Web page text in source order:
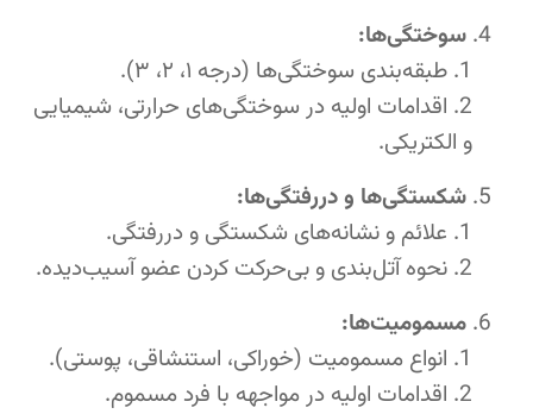
سوختگی‌ها:
طبقه‌بندی سوختگی‌ها (درجه ۱، ۲، ۳).
اقدامات اولیه در سوختگی‌های حرارتی، شیمیایی
و الکتریکی.
شکستگی‌ها و دررفتگی‌ها:
علائم و نشانه‌های شکستگی و دررفتگی.
نحوه آتل‌بندی و بی‌حرکت کردن عضو آسیب‌دیده.
مسمومیت‌ها:
انواع مسمومیت (خوراکی، استنشاقی، پوستی).
اقدامات اولیه در مواجهه با فرد مسموم.